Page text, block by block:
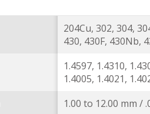
204Cu, 302, 304,
430, 430F, 430Nb,
1.4597, 1.4310,
1.4005, 1.4021,
1.00 to 12.00 mm /